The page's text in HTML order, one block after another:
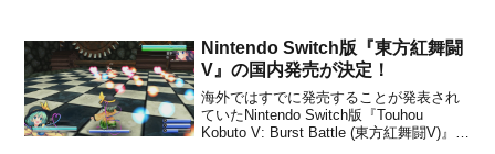
＋税に設定されています。本日より、予
約受付も開始となります。商品詳細につ
いては...
Nintendo Switch版『東方紅舞闘
V』の国内発売が決定！
海外ではすでに発売することが発表され
ていたNintendo Switch版『Touhou
Kobuto V: Burst Battle (東方紅舞闘V)』で